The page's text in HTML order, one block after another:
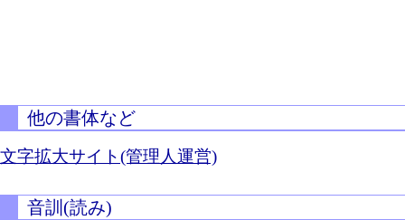
他の書体など
文字拡大サイト(管理人運営)
音訓(読み)